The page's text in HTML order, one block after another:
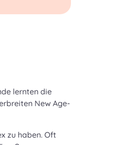
lernten die
New Age-
zu haben. Oft